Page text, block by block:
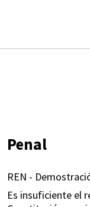
Penal
REN -
Es insuficiente el